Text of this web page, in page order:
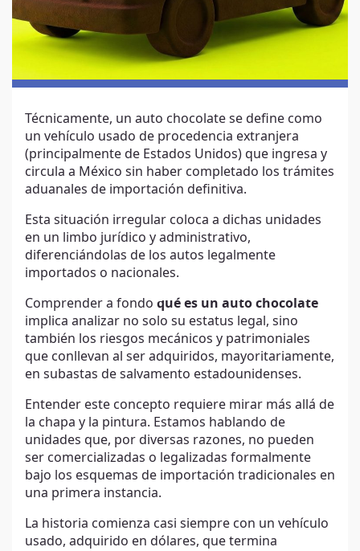
Técnicamente, un auto chocolate se define como
un vehículo usado de procedencia extranjera
(principalmente de Estados Unidos) que ingresa y
circula a México sin haber completado los trámites
aduanales de importación definitiva.
Esta situación irregular coloca a dichas unidades
en un limbo jurídico y administrativo,
diferenciándolas de los autos legalmente
importados o nacionales.
Comprender a fondo qué es un auto chocolate
implica analizar no solo su estatus legal, sino
también los riesgos mecánicos y patrimoniales
que conllevan al ser adquiridos, mayoritariamente,
en subastas de salvamento estadounidenses.
Entender este concepto requiere mirar más allá de
la chapa y la pintura. Estamos hablando de
unidades que, por diversas razones, no pueden
ser comercializadas o legalizadas formalmente
bajo los esquemas de importación tradicionales en
una primera instancia.
La historia comienza casi siempre con un vehículo
usado, adquirido en dólares, que termina